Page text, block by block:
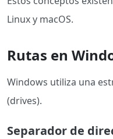
Linux y macOS.
Rutas en
Windows utiliza una
(drives).
Separador de